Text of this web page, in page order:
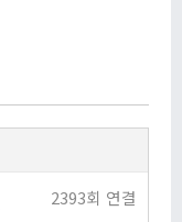
2393회 연결